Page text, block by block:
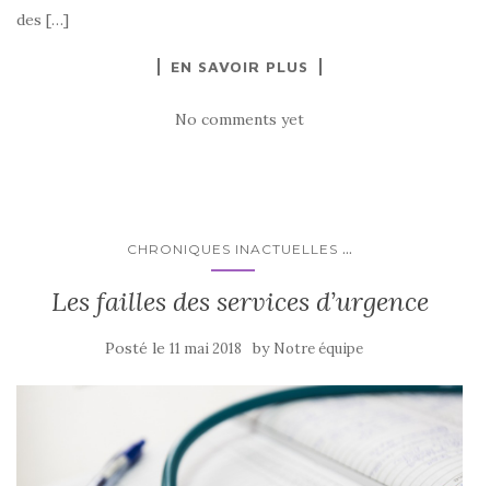
des […]
EN SAVOIR PLUS
No comments yet
CHRONIQUES INACTUELLES ...
Les failles des services d’urgence
Posté le 11 mai 2018 by Notre équipe